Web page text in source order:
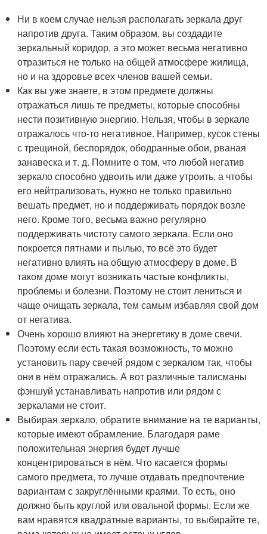
Ни в коем случае нельзя располагать зеркала друг
напротив друга. Таким образом, вы создадите
зеркальный коридор, а это может весьма негативно
отразиться не только на общей атмосфере жилища,
но и на здоровье всех членов вашей семьи.
Как вы уже знаете, в этом предмете должны
отражаться лишь те предметы, которые способны
нести позитивную энергию. Нельзя, чтобы в зеркале
отражалось что-то негативное. Например, кусок стены
с трещиной, беспорядок, ободранные обои, рваная
занавеска и т. д. Помните о том, что любой негатив
зеркало способно удвоить или даже утроить, а чтобы
его нейтрализовать, нужно не только правильно
вешать предмет, но и поддерживать порядок возле
него. Кроме того, весьма важно регулярно
поддерживать чистоту самого зеркала. Если оно
покроется пятнами и пылью, то всё это будет
негативно влиять на общую атмосферу в доме. В
таком доме могут возникать частые конфликты,
проблемы и болезни. Поэтому не стоит лениться и
чаще очищать зеркала, тем самым избавляя свой дом
от негатива.
Очень хорошо влияют на энергетику в доме свечи.
Поэтому если есть такая возможность, то можно
установить пару свечей рядом с зеркалом так, чтобы
они в нём отражались. А вот различные талисманы
фэншуй устанавливать напротив или рядом с
зеркалами не стоит.
Выбирая зеркало, обратите внимание на те варианты,
которые имеют обрамление. Благодаря раме
положительная энергия будет лучше
концентрироваться в нём. Что касается формы
самого предмета, то лучше отдавать предпочтение
вариантам с закруглёнными краями. То есть, оно
должно быть круглой или овальной формы. Если же
вам нравятся квадратные варианты, то выбирайте те,